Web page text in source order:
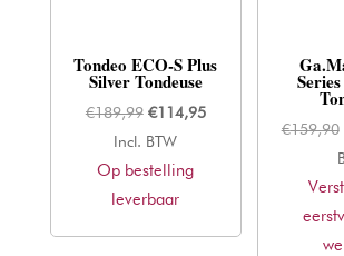
Tondeo ECO-S Plus
Silver Tondeuse
€189,99 Oorspronkelijke
prijs
was:
€189,99.
€114,95Huidige
Incl. BTW
Op bestelling
leverbaar
€159,90